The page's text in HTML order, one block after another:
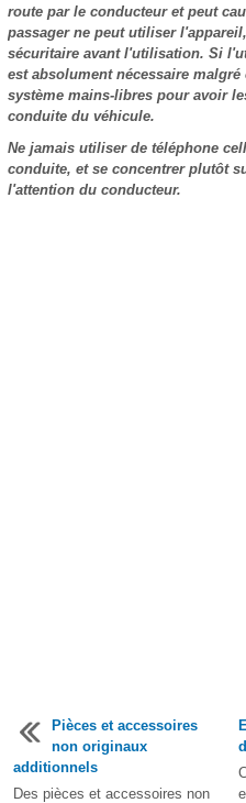
route par le conducteur et peut
passager ne peut utiliser
sécuritaire avant l'utilisation. Si
est absolument nécessaire
système mains-libres pour avoir
conduite du véhicule.
Ne jamais utiliser de téléphone
conduite, et se concentrer plutôt
l'attention du conducteur.
Pièces et accessoires
non originaux
additionnels
Des pièces et accessoires non